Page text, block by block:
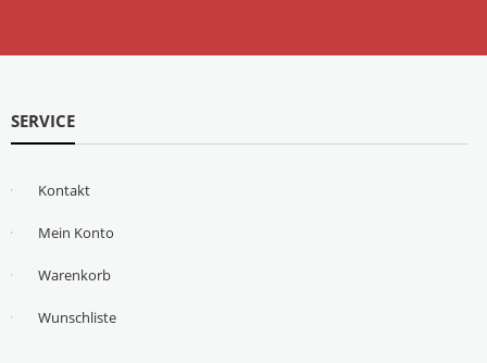
SERVICE
Kontakt
Mein Konto
Warenkorb
Wunschliste